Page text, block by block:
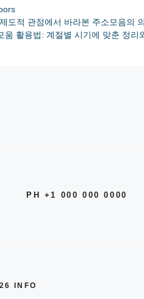
도적 관점에서 바라본 주소모음의
움 활용법: 계절별 시기에 맞춘 정리
PH +1 000 000 0000
INFO